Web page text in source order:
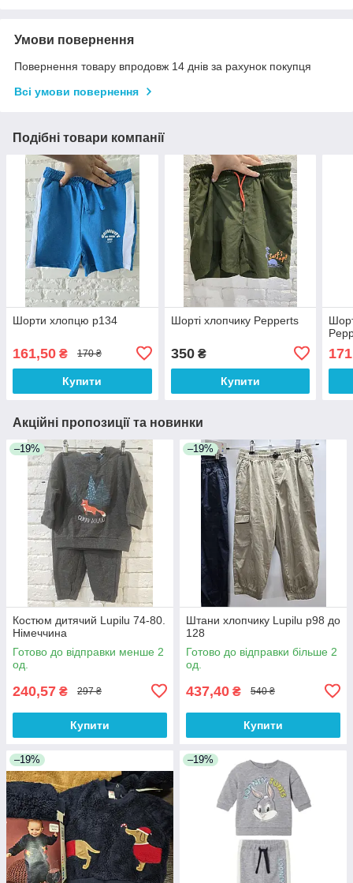
Умови повернення
Повернення товару впродовж 14 днів за рахунок покупця
Всі умови повернення
Подібні товари компанії
Шорти хлопцю р134
161,50 ₴ 170 ₴
Купити
Шорті хлопчику Pepperts
350₴
Купити
171
Акційні пропозиції та новинки
–19%
Костюм дитячий Lupilu 74-80.
Німеччина
Готово до відправки менше 2
од.
240,57 ₴ 297 ₴
Купити
–19%
Штани хлопчику Lupilu р98 до
128
Готово до відправки більше 2
од.
437,40 ₴ 540 ₴
Купити
–19% –19%